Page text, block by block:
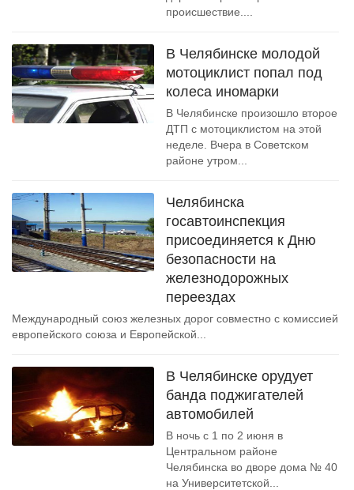
происшествие....
В Челябинске молодой
мотоциклист попал под
колеса иномарки
В Челябинске произошло второе
ДТП с мотоциклистом на этой
неделе. Вчера в Советском
районе утром...
Челябинска
госавтоинспекция
присоединяется к Дню
безопасности на
железнодорожных
переездах
Международный союз железных дорог совместно с комиссией
европейского союза и Европейской...
В Челябинске орудует
банда поджигателей
автомобилей
В ночь с 1 по 2 июня в
Центральном районе
Челябинска во дворе дома № 40
на Университетской...